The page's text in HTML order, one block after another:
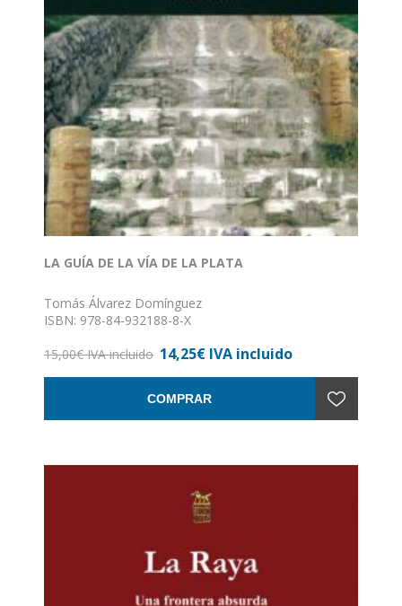
LA GUÍA DE LA VÍA DE LA PLATA
Tomás Álvarez Domínguez
ISBN: 978-84-932188-8-X
Nº de páginas: 142
15,00€ IVA incluido 14,25€ IVA incluido
COMPRAR